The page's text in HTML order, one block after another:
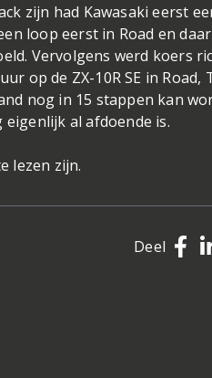
zijn had Kawasaki eerst
loop eerst in Road en
Vervolgens werd koers
op de ZX-10R SE in Road,
nog in 15 stappen kan
al afdoende is.
lezen zijn.
Deel